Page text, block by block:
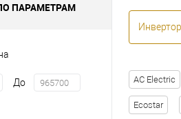
ПАРАМЕТРАМ
До AC Electric
Ecostar